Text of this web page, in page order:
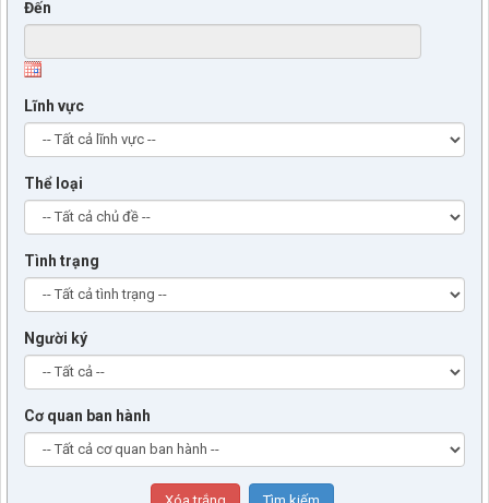
Đến
Lĩnh vực
Thể loại
Tình trạng
Người ký
Cơ quan ban hành